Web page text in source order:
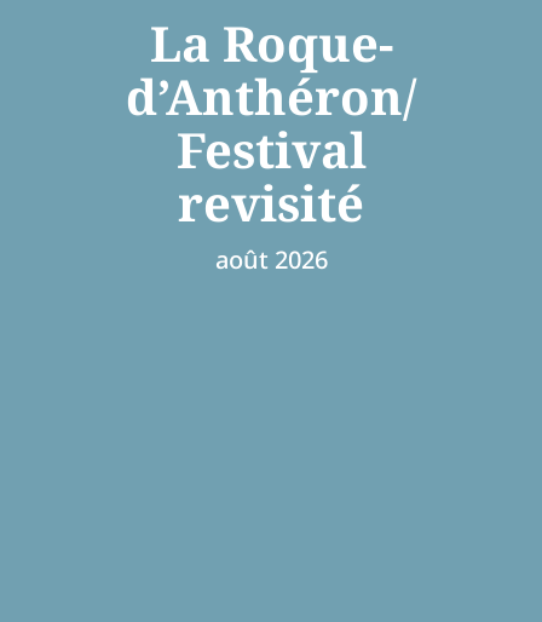
La Roque-
d’Anthéron/
Festival
revisité
août 2026